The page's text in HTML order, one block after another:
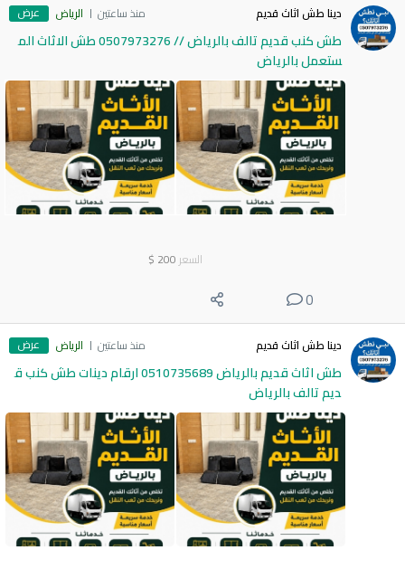
دينا طش اثاث قديم منذ ساعتين الرياض عرض
طش كنب قديم تالف بالرياض // 0507973276 طش الاثاث الم
ستعمل بالرياض
السعر 200
$
0
دينا طش اثاث قديم منذ ساعتين الرياض عرض
طش اثاث قديم بالرياض 0510735689 ارقام دينات طش كنب ق
ديم تالف بالرياض